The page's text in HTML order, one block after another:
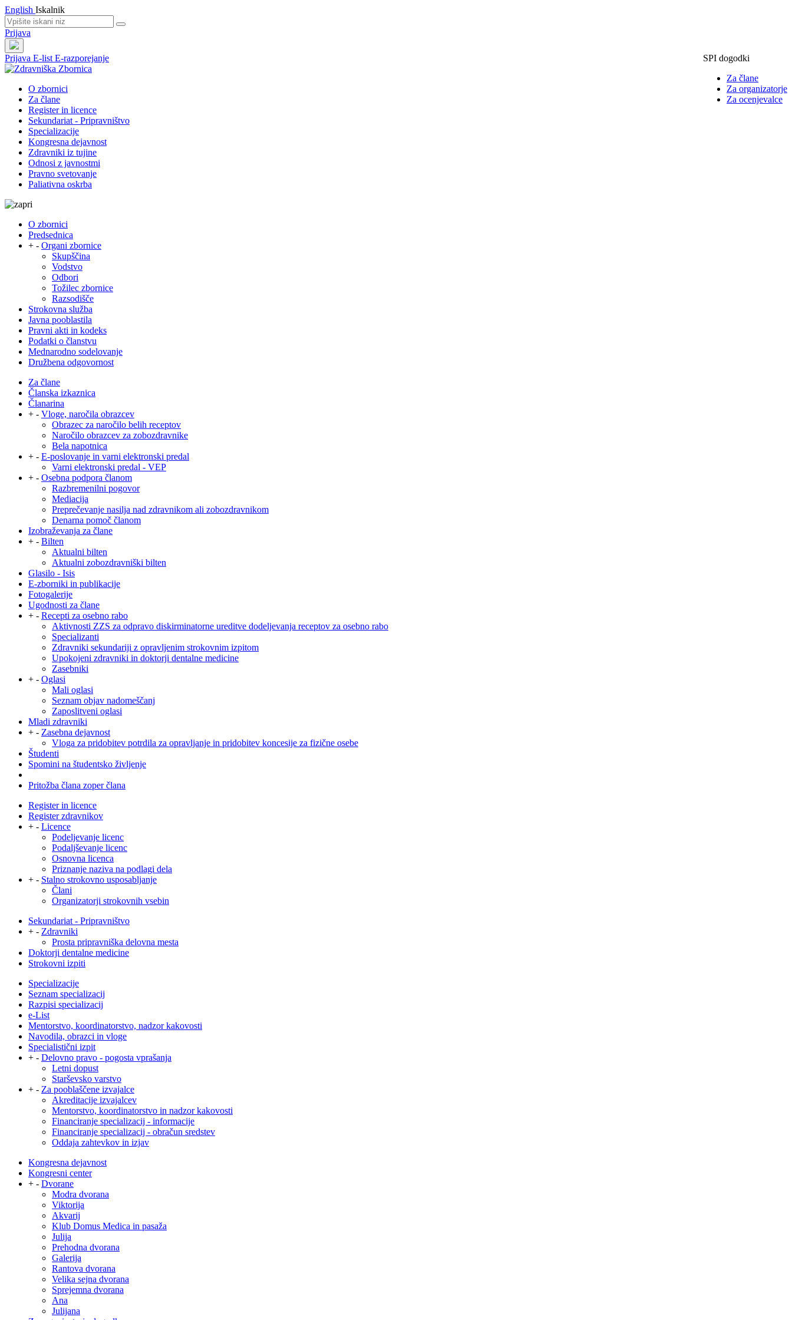
English Iskalnik
Prijava
Prijava
SPI dogodki
Za člane
Za organizatorje
Za ocenjevalce
E-list E-razporejanje
O zbornici
Za člane
Register in licence
Sekundariat - Pripravništvo
Specializacije
Kongresna dejavnost
Zdravniki iz tujine
Odnosi z javnostmi
Pravno svetovanje
Paliativna oskrba
O zbornici
Predsednica
+ - Organi zbornice
Skupščina
Vodstvo
Odbori
Tožilec zbornice
Razsodišče
Strokovna služba
Javna pooblastila
Pravni akti in kodeks
Podatki o članstvu
Mednarodno sodelovanje
Družbena odgovornost
Za člane
Članska izkaznica
Članarina
+ - Vloge, naročila obrazcev
Obrazec za naročilo belih receptov
Naročilo obrazcev za zobozdravnike
Bela napotnica
+ - E-poslovanje in varni elektronski predal
Varni elektronski predal - VEP
+ - Osebna podpora članom
Razbremenilni pogovor
Mediacija
Preprečevanje nasilja nad zdravnikom ali zobozdravnikom
Denarna pomoč članom
Izobraževanja za člane
+ - Bilten
Aktualni bilten
Aktualni zobozdravniški bilten
Glasilo - Isis
E-zborniki in publikacije
Fotogalerije
Ugodnosti za člane
+ - Recepti za osebno rabo
Aktivnosti ZZS za odpravo diskirminatorne ureditve dodeljevanja receptov za osebno rabo
Specializanti
Zdravniki sekundariji z opravljenim strokovnim izpitom
Upokojeni zdravniki in doktorji dentalne medicine
Zasebniki
+ - Oglasi
Mali oglasi
Seznam objav nadomeščanj
Zaposlitveni oglasi
Mladi zdravniki
+ - Zasebna dejavnost
Vloga za pridobitev potrdila za opravljanje in pridobitev koncesije za fizične osebe
Študenti
Spomini na študentsko življenje
Pritožba člana zoper člana
Register in licence
Register zdravnikov
+ - Licence
Podeljevanje licenc
Podaljševanje licenc
Osnovna licenca
Priznanje naziva na podlagi dela
+ - Stalno strokovno usposabljanje
Člani
Organizatorji strokovnih vsebin
Sekundariat - Pripravništvo
+ - Zdravniki
Prosta pripravniška delovna mesta
Doktorji dentalne medicine
Strokovni izpiti
Specializacije
Seznam specializacij
Razpisi specializacij
e-List
Mentorstvo, koordinatorstvo, nadzor kakovosti
Navodila, obrazci in vloge
Specialistični izpit
+ - Delovno pravo - pogosta vprašanja
Letni dopust
Starševsko varstvo
+ - Za pooblaščene izvajalce
Akreditacije izvajalcev
Mentorstvo, koordinatorstvo in nadzor kakovosti
Financiranje specializacij - informacije
Financiranje specializacij - obračun sredstev
Oddaja zahtevkov in izjav
Kongresna dejavnost
Kongresni center
+ - Dvorane
Modra dvorana
Viktorija
Akvarij
Klub Domus Medica in pasaža
Julija
Prehodna dvorana
Galerija
Rantova dvorana
Velika sejna dvorana
Sprejemna dvorana
Ana
Julijana